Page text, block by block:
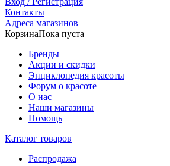
Контакты
Адреса магазинов
КорзинаПока пуста
Бренды
Акции и скидки
Энциклопедия красоты
Форум о красоте
О нас
Наши магазины
Помощь
Каталог товаров
Распродажа